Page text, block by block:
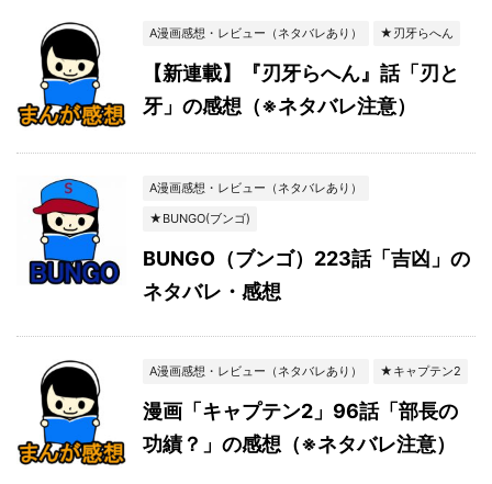
A漫画感想・レビュー（ネタバレあり） ★刃牙らへん
【新連載】『刃牙らへん』話「刃と
牙」の感想（※ネタバレ注意）
A漫画感想・レビュー（ネタバレあり）
★BUNGO(ブンゴ)
BUNGO（ブンゴ）223話「吉凶」の
ネタバレ・感想
A漫画感想・レビュー（ネタバレあり） ★キャプテン2
漫画「キャプテン2」96話「部長の
功績？」の感想（※ネタバレ注意）